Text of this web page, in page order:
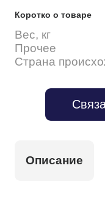
Коротко о товаре
Вес, кг
Прочее
Страна
Описание